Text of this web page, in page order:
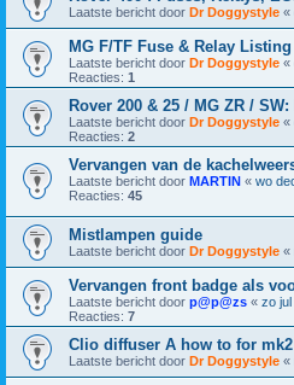
Laatste bericht door Dr Doggystyle «
MG F/TF Fuse & Relay Listing
Laatste bericht door Dr Doggystyle «
Reacties: 1
Rover 200 & 25 / MG ZR /
Laatste bericht door Dr Doggystyle «
Reacties: 2
Vervangen van de
Laatste bericht door MARTIN « wo
Reacties: 45
Mistlampen guide
Laatste bericht door Dr Doggystyle «
Vervangen front badge als
Laatste bericht door p@p@zs « zo
Reacties: 7
Clio diffuser A how to for
Laatste bericht door Dr Doggystyle «